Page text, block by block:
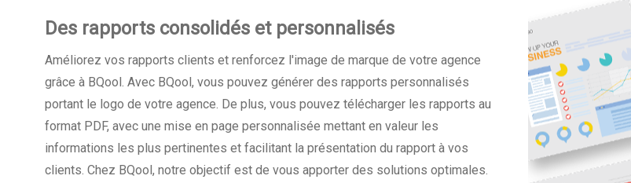
Des rapports consolidés et personnalisés
Améliorez vos rapports clients et renforcez l'image de marque de votre agence
grâce à BQool. Avec BQool, vous pouvez générer des rapports personnalisés
portant le logo de votre agence. De plus, vous pouvez télécharger les rapports au
format PDF, avec une mise en page personnalisée mettant en valeur les
informations les plus pertinentes et facilitant la présentation du rapport à vos
clients. Chez BQool, notre objectif est de vous apporter des solutions optimales.